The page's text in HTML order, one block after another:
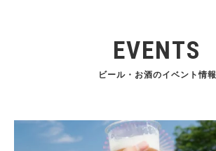
EVENTS
ビール・お酒のイベント情報